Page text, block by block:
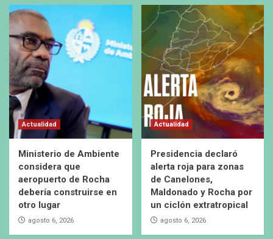
Actualidad
Ministerio de Ambiente
considera que
aeropuerto de Rocha
debería construirse en
otro lugar
agosto 6, 2026
Actualidad
Presidencia declaró
alerta roja para zonas
de Canelones,
Maldonado y Rocha por
un ciclón extratropical
agosto 6, 2026